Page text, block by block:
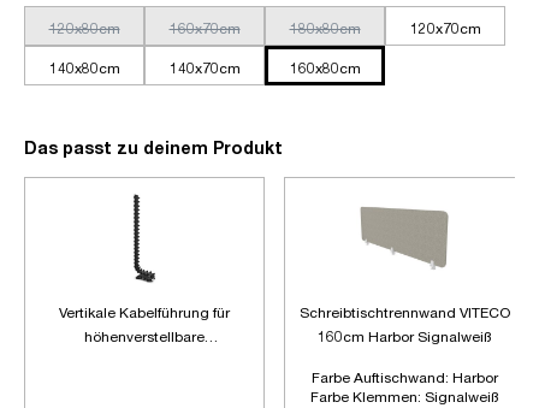
120x80cm 160x70cm 180x80cm 120x70cm
140x80cm 140x70cm 160x80cm
Das passt zu deinem Produkt
Vertikale Kabelführung für
höhenverstellbare
Schreibtischtrennwand VITECO
160cm Harbor Signalweiß
Farbe Auftischwand: Harbor
Farbe Klemmen: Signalweiß